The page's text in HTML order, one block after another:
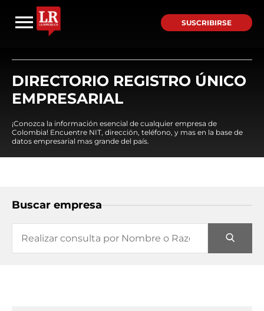
SUSCRIBIRSE
DIRECTORIO REGISTRO ÚNICO
EMPRESARIAL
¡Conozca la información esencial de cualquier empresa de
Colombia! Encuentre NIT, dirección, teléfono, y mas en la base de
datos empresarial mas grande del país.
Buscar empresa